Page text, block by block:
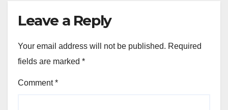
Leave a Reply
Your email address will not be published. Required
fields are marked *
Comment*